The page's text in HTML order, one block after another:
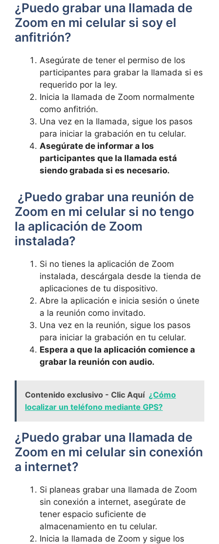
⁢¿Puedo ​grabar ⁤una llamada ​de
Zoom⁤ en mi ⁤celular si soy el
⁣anfitrión?
Asegúrate de‍ tener el permiso​ de ⁤los
⁢participantes⁢ para grabar ‍la llamada si es
requerido‍ por la ley.
Inicia‌ la ⁤llamada de Zoom normalmente⁣
como ‌anfitrión.
Una ‌vez en la llamada, sigue los pasos⁣
para iniciar ⁣la ⁢grabación‍ en tu celular.
Asegúrate de informar ​a los‌
participantes ‍que la ‌llamada está
siendo grabada ​si es necesario.
‍ ¿Puedo ⁤grabar una reunión ‌de
Zoom en mi celular​ si⁤ no ‌tengo
la ⁣aplicación ‍de Zoom
instalada?
Si no tienes ​la aplicación de Zoom
instalada, descárgala desde la tienda de
aplicaciones‌ de tu dispositivo.
Abre la aplicación e inicia sesión o únete
a ⁣la reunión como invitado.
Una vez en la reunión, sigue ​los pasos
⁢para iniciar la grabación‌ en tu⁢ celular.
Espera⁤ a ‌que la ⁣aplicación comience ‌a
grabar​ la reunión con audio.
Contenido exclusivo - Clic Aquí ¿Cómo
localizar un teléfono mediante GPS?
⁤¿Puedo grabar una ‌llamada de
Zoom ⁤en mi celular sin conexión
a internet?
Si planeas grabar​ una llamada de Zoom
sin⁢ conexión a ⁣internet, asegúrate de
tener espacio suficiente de⁣
almacenamiento en tu celular.
Inicia la‌ llamada‍ de⁣ Zoom y sigue los